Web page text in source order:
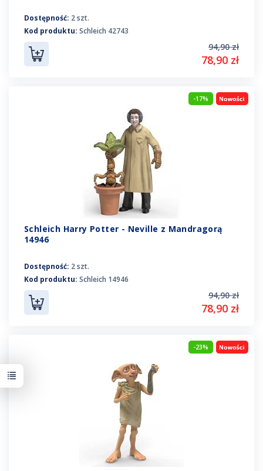
Dostępność: 2 szt.
Kod produktu: Schleich 42743
94,90 zł
78,90 zł
-17%
Schleich Harry Potter - Neville z Mandragorą
14946
Dostępność: 2 szt.
Kod produktu: Schleich 14946
94,90 zł
78,90 zł
-23%